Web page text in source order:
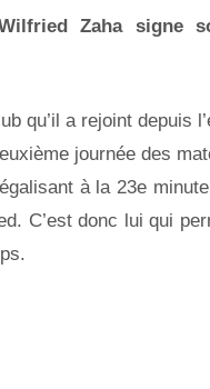
Zaha signe
qu’il a rejoint depuis
journée des
à la 23e
C’est donc lui qui